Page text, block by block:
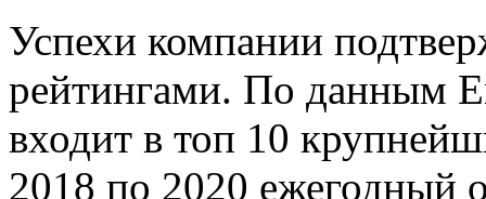
Успехи компании
рейтингами. По данным
входит в топ 10
2018 по 2020 ежегодный